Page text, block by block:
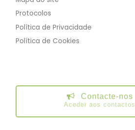
Protocolos
Política de Privacidade
Política de Cookies
Contacte-nos
Aceder aos contactos